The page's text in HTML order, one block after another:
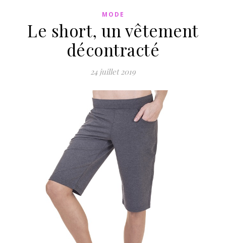
MODE
Le short, un vêtement
décontracté
24 juillet 2019